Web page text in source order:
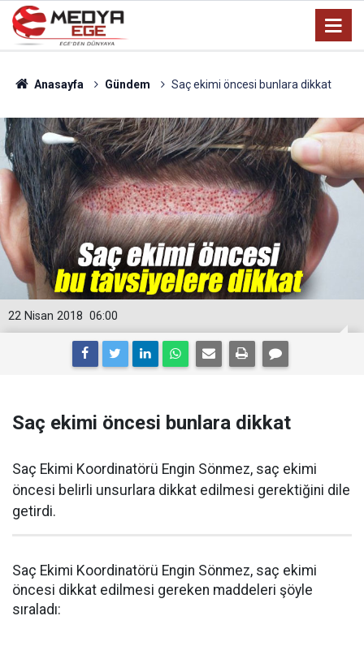
Anasayfa Gündem Saç ekimi öncesi bunlara dikkat
06:00
22 Nisan 2018
Saç ekimi öncesi bunlara dikkat
Saç Ekimi Koordinatörü Engin Sönmez, saç ekimi
öncesi belirli unsurlara dikkat edilmesi gerektiğini dile
getirdi.
Saç Ekimi Koordinatörü Engin Sönmez, saç ekimi
öncesi dikkat edilmesi gereken maddeleri şöyle
sıraladı: